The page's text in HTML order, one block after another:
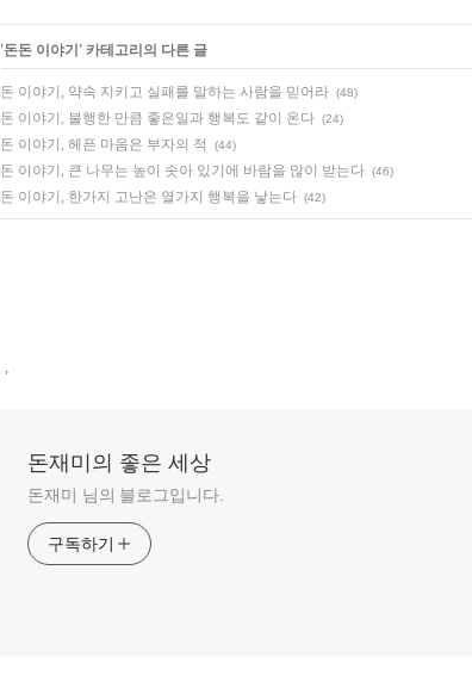
'돈돈 이야기 ' 카테고리의 다른 글
돈 이야기, 약속 지키고 실패를 말하는 사람을 믿어라 (48)
돈 이야기, 불행한 만큼 좋은일과 행복도 같이 온다 (24)
돈 이야기, 헤픈 마음은 부자의 적 (44)
돈 이야기, 큰 나무는 높이 솟아 있기에 바람을 많이 받는다 (46)
돈 이야기, 한가지 고난은 열가지 행복을 낳는다 (42)
,
돈재미의 좋은 세상
돈재미 님의 블로그입니다.
구독하기